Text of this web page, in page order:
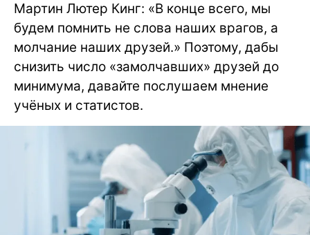
Мартин Лютер Кинг: «В конце всего, мы
будем помнить не слова наших врагов, а
молчание наших друзей.» Поэтому, дабы
снизить число «замолчавших» друзей до
минимума, давайте послушаем мнение
учёных и статистов.